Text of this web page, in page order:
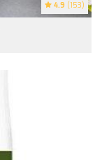
4.9 (153)